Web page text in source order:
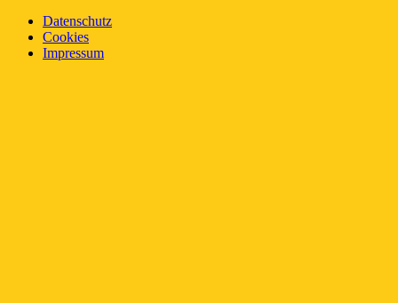
Datenschutz
Cookies
Impressum